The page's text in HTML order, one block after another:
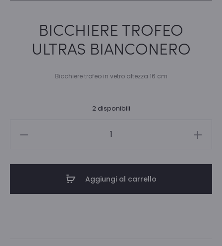
BICCHIERE TROFEO
ULTRAS BIANCONERO
Bicchiere trofeo in vetro altezza 16 cm
2 disponibili
Aggiungi al carrello